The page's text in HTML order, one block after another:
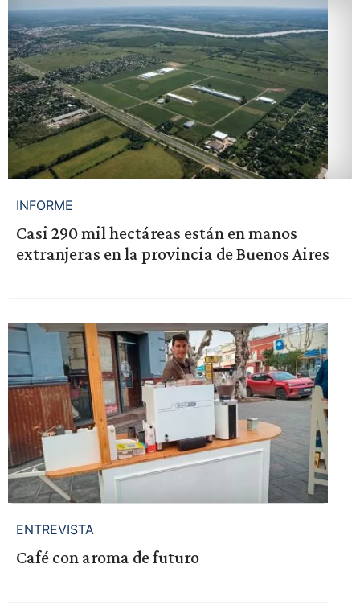
INFORME
Casi 290 mil hectáreas están en manos
extranjeras en la provincia de Buenos Aires
ENTREVISTA
Café con aroma de futuro